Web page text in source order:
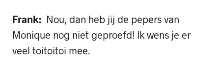
Frank: Nou, dan heb jij de pepers van
Monique nog niet geproefd! Ik wens je er
veel toitoitoi mee.